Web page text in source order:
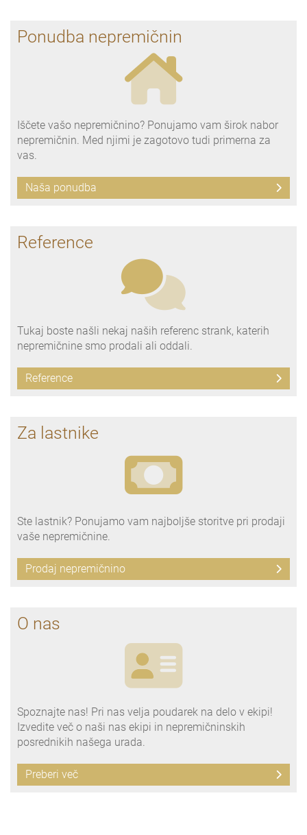
Ponudba nepremičnin
Iščete vašo nepremičnino? Ponujamo vam širok nabor
nepremičnin. Med njimi je zagotovo tudi primerna za
vas.
Naša ponudba
Reference
Tukaj boste našli nekaj naših referenc strank, katerih
nepremičnine smo prodali ali oddali.
Reference
Za lastnike
Ste lastnik? Ponujamo vam najboljše storitve pri prodaji
vaše nepremičnine.
Prodaj nepremičnino
O nas
Spoznajte nas! Pri nas velja poudarek na delo v ekipi!
Izvedite več o naši nas ekipi in nepremičninskih
posrednikih našega urada.
Preberi več